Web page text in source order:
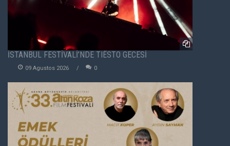
İSTANBUL FESTİVALİ’NDE TIËSTO GECESİ
09 Agustos 2026 0